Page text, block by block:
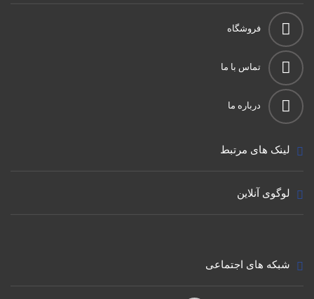
فروشگاه
تماس با ما
درباره ما
لینک های مرتبط
لوگوی آنلاین
شبکه های اجتماعی